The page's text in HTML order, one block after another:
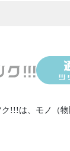
!!!は、 モノ（物